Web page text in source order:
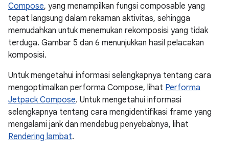
Compose, yang menampilkan fungsi composable yang
tepat langsung dalam rekaman aktivitas, sehingga
memudahkan untuk menemukan rekomposisi yang tidak
terduga. Gambar 5 dan 6 menunjukkan hasil pelacakan
komposisi.
Untuk mengetahui informasi selengkapnya tentang cara
mengoptimalkan performa Compose, lihat Performa
Jetpack Compose. Untuk mengetahui informasi
selengkapnya tentang cara mengidentifikasi frame yang
mengalami jank dan mendebug penyebabnya, lihat
Rendering lambat.